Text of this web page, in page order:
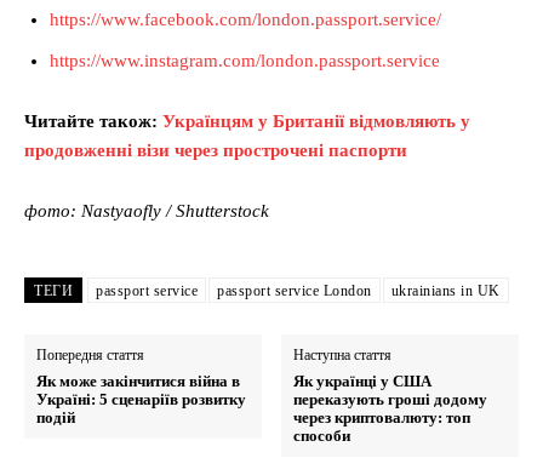
https://www.facebook.com/london.passport.service/
https://www.instagram.com/london.passport.service
Читайте також: Українцям у Британії відмовляють у
продовженні візи через прострочені паспорти
фото: Nastyaofly / Shutterstock
ТЕГИ passport service passport service London ukrainians in UK
Попередня стаття
Як може закінчитися війна в
Україні: 5 сценаріїв розвитку
подій
Наступна стаття
Як українці у США
переказують гроші додому
через криптовалюту: топ
способи